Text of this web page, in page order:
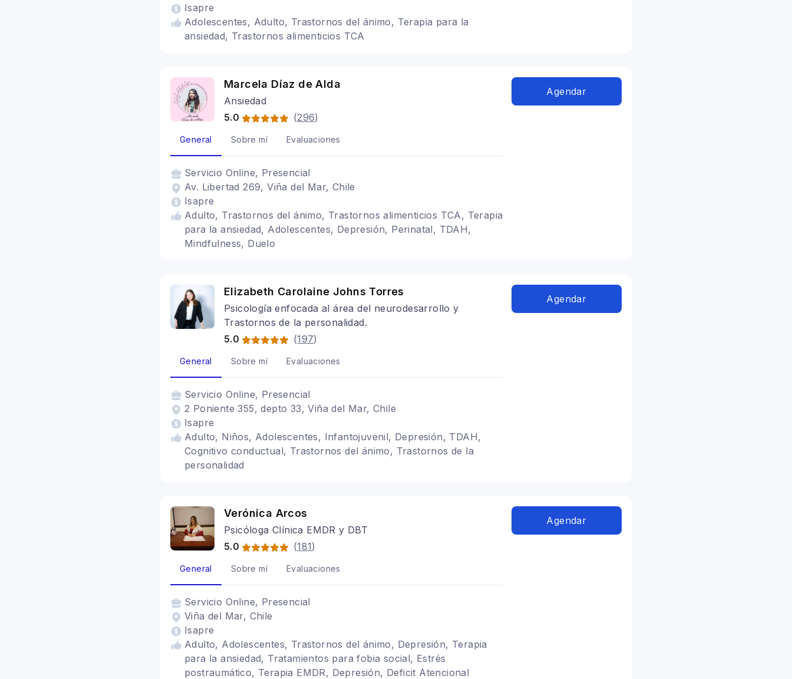
Isapre
Adolescentes, Adulto, Trastornos del ánimo, Terapia para la
ansiedad, Trastornos alimenticios TCA
Marcela Díaz de Alda
Ansiedad
5.0
(296)
General Sobre mí Evaluaciones
Servicio Online, Presencial
Av. Libertad 269, Viña del Mar, Chile
Isapre
Adulto, Trastornos del ánimo, Trastornos alimenticios TCA, Terapia
para la ansiedad, Adolescentes, Depresión, Perinatal, TDAH,
Mindfulness, Duelo
Agendar
Elizabeth Carolaine Johns Torres
Psicología enfocada al área del neurodesarrollo y
Trastornos de la personalidad.
5.0
(197)
General Sobre mí Evaluaciones
Servicio Online, Presencial
2 Poniente 355, depto 33, Viña del Mar, Chile
Isapre
Adulto, Niños, Adolescentes, Infantojuvenil, Depresión, TDAH,
Cognitivo conductual, Trastornos del ánimo, Trastornos de la
personalidad
Agendar
Verónica Arcos
Psicóloga Clínica EMDR y DBT
5.0
(181)
General Sobre mí Evaluaciones
Servicio Online, Presencial
Viña del Mar, Chile
Isapre
Adulto, Adolescentes, Trastornos del ánimo, Depresión, Terapia
para la ansiedad, Tratamientos para fobia social, Estrés
postraumático, Terapia EMDR, Depresión, Deficit Atencional
Agendar